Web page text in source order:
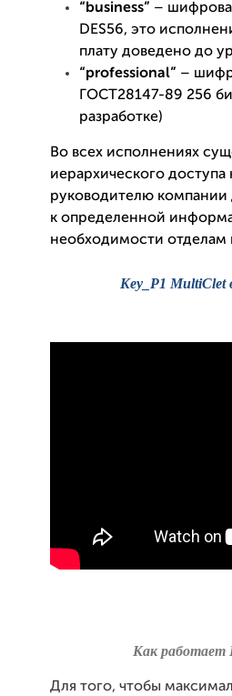
“business” –
DES56, это
плату доведено до
“professional” –
ГОСТ28147-89 256
разработке)
Во всех исполнениях
иерархического
руководителю
к определенной
необходимости
Key_ P1 MultiClet
Как работает
Для того, чтобы